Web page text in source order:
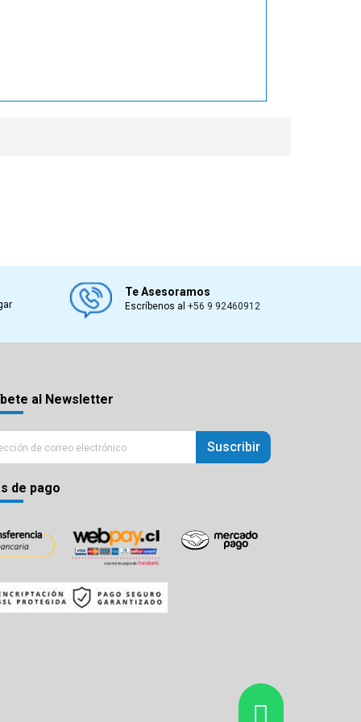
Te Asesoramos
Escríbenos al+56 9 92460912
al Newsletter
Suscribir
de pago